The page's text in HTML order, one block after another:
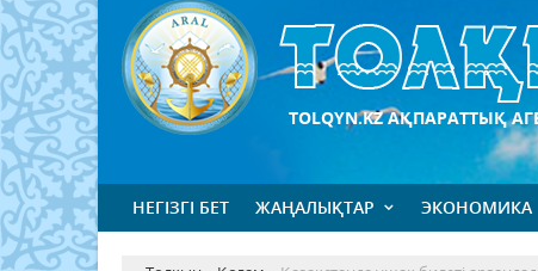
TOLQYN.KZ АҚПАРАТТЫҚ
НЕГІЗГІ БЕТ ЖАҢАЛЫҚТАР ЭКОНОМИКА